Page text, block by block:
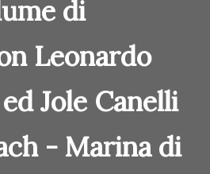
di
Leonardo
Jole Canelli
- Marina di